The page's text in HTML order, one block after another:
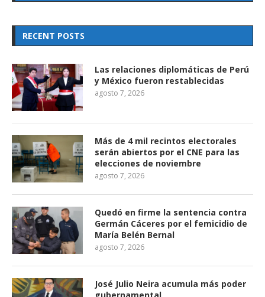
RECENT POSTS
Las relaciones diplomáticas de Perú
y México fueron restablecidas
agosto 7, 2026
Más de 4 mil recintos electorales
serán abiertos por el CNE para las
elecciones de noviembre
agosto 7, 2026
Quedó en firme la sentencia contra
Germán Cáceres por el femicidio de
María Belén Bernal
agosto 7, 2026
José Julio Neira acumula más poder